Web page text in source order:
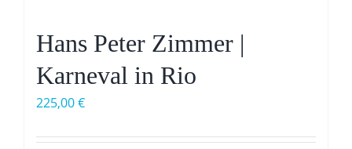
Hans Peter Zimmer |
Karneval in Rio
225,00€